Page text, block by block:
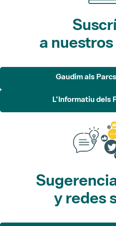
a
Gaudim als
L'Informatiu dels
y redes